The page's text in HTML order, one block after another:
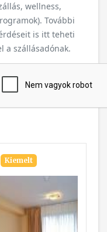
wellness,
További
is itt teheti
a szállásadónak.
Kiemelt